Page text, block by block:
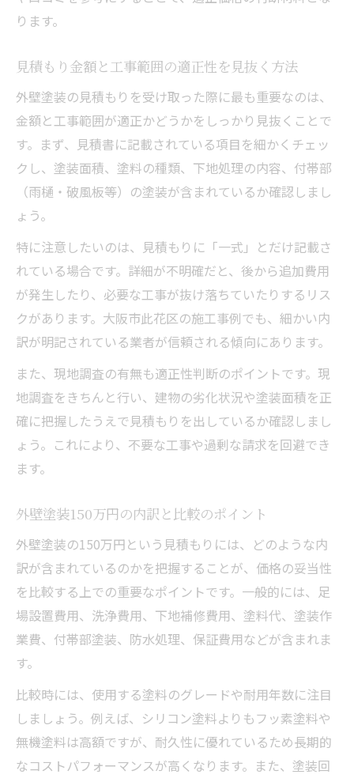
ります。
見積もり金額と工事範囲の適正性を見抜く方法
外壁塗装の見積もりを受け取った際に最も重要なのは、
金額と工事範囲が適正かどうかをしっかり見抜くことで
す。まず、見積書に記載されている項目を細かくチェッ
クし、塗装面積、塗料の種類、下地処理の内容、付帯部
（雨樋・破風板等）の塗装が含まれているか確認しまし
ょう。
特に注意したいのは、見積もりに「一式」とだけ記載さ
れている場合です。詳細が不明確だと、後から追加費用
が発生したり、必要な工事が抜け落ちていたりするリス
クがあります。大阪市此花区の施工事例でも、細かい内
訳が明記されている業者が信頼される傾向にあります。
また、現地調査の有無も適正性判断のポイントです。現
地調査をきちんと行い、建物の劣化状況や塗装面積を正
確に把握したうえで見積もりを出しているか確認しまし
ょう。これにより、不要な工事や過剰な請求を回避でき
ます。
外壁塗装150万円の内訳と比較のポイント
外壁塗装の150万円という見積もりには、どのような内
訳が含まれているのかを把握することが、価格の妥当性
を比較する上での重要なポイントです。一般的には、足
場設置費用、洗浄費用、下地補修費用、塗料代、塗装作
業費、付帯部塗装、防水処理、保証費用などが含まれま
す。
比較時には、使用する塗料のグレードや耐用年数に注目
しましょう。例えば、シリコン塗料よりもフッ素塗料や
無機塗料は高額ですが、耐久性に優れているため長期的
なコストパフォーマンスが高くなります。また、塗装回